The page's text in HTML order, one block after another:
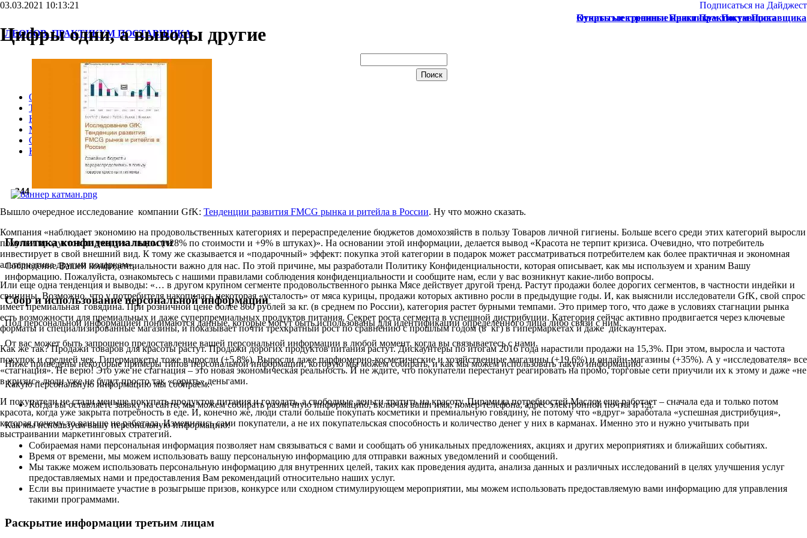
ЛЕОНОВ. ПРАКТИКУМ ПОСТАВЩИКА
Обо мне
Тренинги
Консультации
Мои книги
Сервисы
Контакты
03.03.2021 10:13:21 Подписаться на Дайджест
Цифры одни, а выводы другие
344
Вышло очередное исследование компании GfK: Тенденции развития FMCG рынка и ритейла в России. Ну что можно сказать.
Компания «наблюдает экономию на продовольственных категориях и перераспределение бюджетов домохозяйств в пользу Товаров личной гигиены. Больше всего среди этих категорий выросли
покупки продуктов по уходу за лицом (+28% по стоимости и +9% в штуках)». На основании этой информации, делается вывод «Красота не терпит кризиса. Очевидно, что потребитель
инвестирует в свой внешний вид. К тому же сказывается и «подарочный» эффект: покупка этой категории в подарок может рассматриваться потребителем как более практичная и экономная
альтернатива другим подаркам».
Или еще одна тенденция и выводы: «… в другом крупном сегменте продовольственного рынка Мясе действует другой тренд. Растут продажи более дорогих сегментов, в частности индейки и
свинины. Возможно, что у потребителя накопилась некоторая «усталость» от мяса курицы, продажи которых активно росли в предыдущие годы. И, как выяснили исследователи GfK, свой спрос
имеет премиальная говядина. При розничной цене более 860 рублей за кг. (в среднем по России), категория растет бурными темпами. Это пример того, что даже в условиях стагнации рынка
есть возможности для премиальных и даже суперпремиальных продуктов питания. Секрет роста сегмента в успешной дистрибуции. Категория сейчас активно продвигается через ключевые
форматы и специализированные магазины, и показывает почти трехкратный рост по сравнению с прошлым годом (в кг) в гипермаркетах и даже дискаунтерах.
Как же так? Продажи товаров для красоты растут. Продажи дорогих продуктов питания растут. Дискаунтеры по итогам 2016 года нарастили продажи на 15,3%. При этом, выросла и частота
покупок и средней чек. Гипермаркеты тоже выросли (+5,8%). Выросли даже парфюмерно-косметические и хозяйственные магазины (+19,6%) и онлайн-магазины (+35%). А у «исследователя» все
«стагнация». Не верю! Это уже не стагнация – это новая экономическая реальность. И не ждите, что покупатели перестанут реагировать на промо, торговые сети приучили их к этому и даже «не
в кризис» люди уже не будут просто так «сорить» деньгами.
И покупатели не стали меньше покупать продуктов питания и голодать, а свободные деньги тратить на красоту. Пирамида потребностей Маслоу еще работает – сначала еда и только потом
красота, когда уже закрыта потребность в еде. И, конечно же, люди стали больше покупать косметики и премиальную говядину, не потому что «вдруг» заработала «успешная дистрибуция»,
которая почему-то раньше не работала. Изменились сами покупатели, а не их покупательская способность и количество денег у них в карманах. Именно это и нужно учитывать при
выстраивании маркетинговых стратегий.
Купить электронные книги Практикум Поставщика
Открытые тренинги Практикум Поставщика
Политика конфиденциальности
Соблюдение Вашей конфиденциальности важно для нас. По этой причине, мы разработали Политику Конфиденциальности, которая описывает, как мы используем и храним Вашу
информацию. Пожалуйста, ознакомьтесь с нашими правилами соблюдения конфиденциальности и сообщите нам, если у вас возникнут какие-либо вопросы.
Сбор и использование персональной информации
Под персональной информацией понимаются данные, которые могут быть использованы для идентификации определенного лица либо связи с ним.
От вас может быть запрошено предоставление вашей персональной информации в любой момент, когда вы связываетесь с нами.
Ниже приведены некоторые примеры типов персональной информации, которую мы можем собирать, и как мы можем использовать такую информацию.
Какую персональную информацию мы собираем:
Когда вы оставляете заявку на сайте, мы можем собирать различную информацию, включая ваши имя, номер телефона, адрес электронной почты и т.д.
Как мы используем вашу персональную информацию:
Собираемая нами персональная информация позволяет нам связываться с вами и сообщать об уникальных предложениях, акциях и других мероприятиях и ближайших событиях.
Время от времени, мы можем использовать вашу персональную информацию для отправки важных уведомлений и сообщений.
Мы также можем использовать персональную информацию для внутренних целей, таких как проведения аудита, анализа данных и различных исследований в целях улучшения услуг
предоставляемых нами и предоставления Вам рекомендаций относительно наших услуг.
Если вы принимаете участие в розыгрыше призов, конкурсе или сходном стимулирующем мероприятии, мы можем использовать предоставляемую вами информацию для управления
такими программами.
Раскрытие информации третьим лицам